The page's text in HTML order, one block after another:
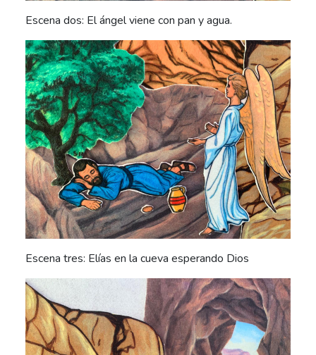
Escena dos: El ángel viene con pan y agua.
Escena tres: Elías en la cueva esperando Dios